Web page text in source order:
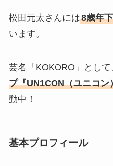
松田元太さんには8歳年
います。
芸名「KOKORO」として
プ『UN1CON（ユニコン
動中！
基本プロフィール